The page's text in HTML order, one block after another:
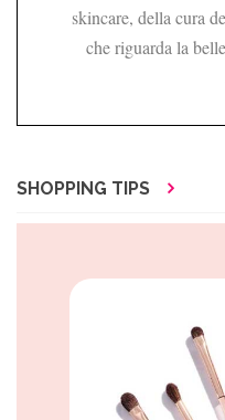
skincare, della cura
che riguarda la
SHOPPING TIPS